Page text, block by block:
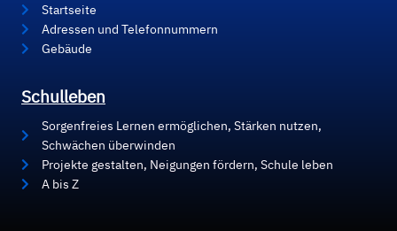
Startseite
Adressen und Telefonnummern
Gebäude
Schulleben
Sorgenfreies Lernen ermöglichen, Stärken nutzen,
Schwächen überwinden
Projekte gestalten, Neigungen fördern, Schule leben
A bis Z